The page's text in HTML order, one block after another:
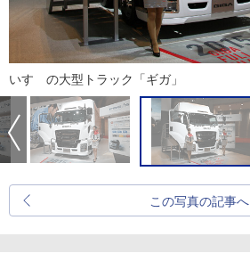
いすゞの大型トラック「ギガ」
この写真の記事へ